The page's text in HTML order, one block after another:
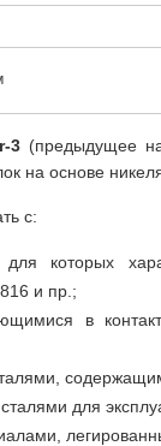
3(предыдущее
на основе
с:
которых
и пр.;
в
для